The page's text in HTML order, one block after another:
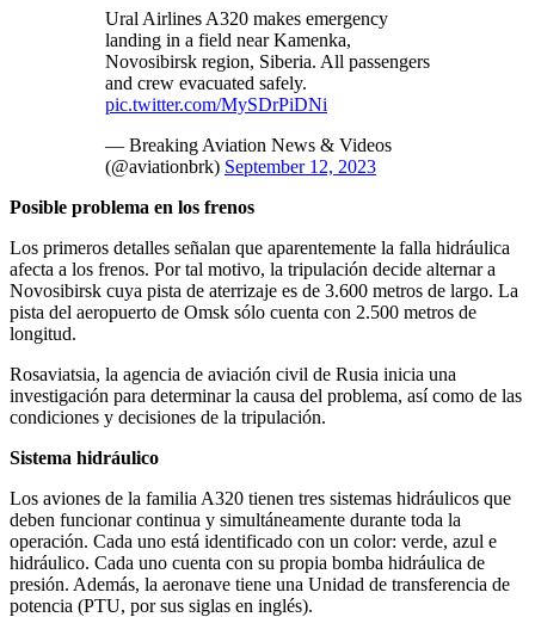
Ural Airlines A320 makes emergency
landing in a field near Kamenka,
Novosibirsk region, Siberia. All passengers
and crew evacuated safely.
pic.twitter.com/MySDrPiDNi
— Breaking Aviation News & Videos
(@aviationbrk) September 12, 2023
Posible problema en los frenos
Los primeros detalles señalan que aparentemente la falla hidráulica
afecta a los frenos. Por tal motivo, la tripulación decide alternar a
Novosibirsk cuya pista de aterrizaje es de 3.600 metros de largo. La
pista del aeropuerto de Omsk sólo cuenta con 2.500 metros de
longitud.
Rosaviatsia, la agencia de aviación civil de Rusia inicia una
investigación para determinar la causa del problema, así como de las
condiciones y decisiones de la tripulación.
Sistema hidráulico
Los aviones de la familia A320 tienen tres sistemas hidráulicos que
deben funcionar continua y simultáneamente durante toda la
operación. Cada uno está identificado con un color: verde, azul e
hidráulico. Cada uno cuenta con su propia bomba hidráulica de
presión. Además, la aeronave tiene una Unidad de transferencia de
potencia (PTU, por sus siglas en inglés).